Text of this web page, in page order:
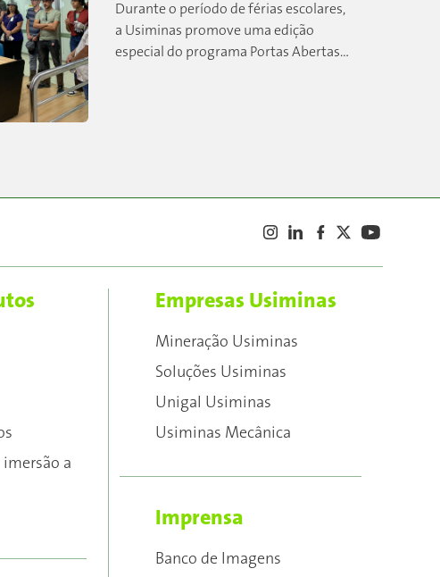
Durante o período de férias escolares,
a Usiminas promove uma edição
especial do programa Portas Abertas,
a
Empresas Usiminas
Mineração Usiminas
Soluções Usiminas
Unigal Usiminas
Usiminas Mecânica
Imprensa
Banco de Imagens